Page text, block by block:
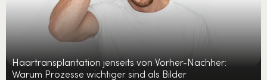
Haartransplantation jenseits von Vorher-Nachher:
Warum Prozesse wichtiger sind als Bilder